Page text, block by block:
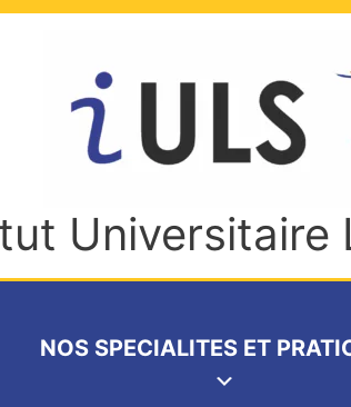
NOS SPECIALITES ET